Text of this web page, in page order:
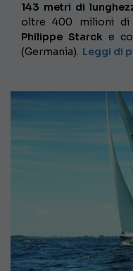
143 metri di
oltre 400 milioni di
Philippe Starcke
(Germania). Leggi di